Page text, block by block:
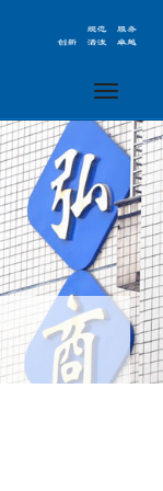
Toggle